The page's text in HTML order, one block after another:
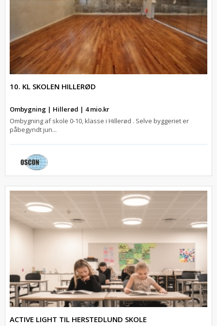
10. KL SKOLEN HILLERØD
Ombygning | Hillerød | 4 mio.kr
Ombygning af skole 0-10, klasse i Hillerød . Selve byggeriet er
påbegyndt jun...
ACTIVE LIGHT TIL HERSTEDLUND SKOLE